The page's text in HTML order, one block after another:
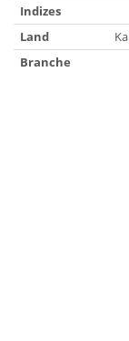
Indizes
Land
Branche